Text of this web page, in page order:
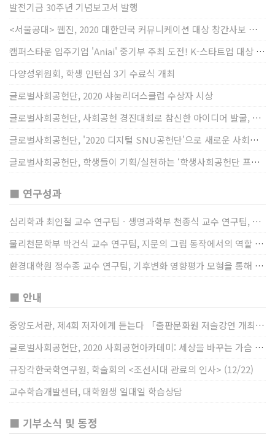
발전기금 30주년 기념보고서 발행
<서울공대> 웹진, 2020 대한민국 커뮤니케이션 대상 창간사보 부문 최우수상 선정
캠퍼스타운 입주기업 'Aniai' 중기부 주최 도전! K-스타트업 대상 수상
다양성위원회, 학생 인턴십 3기 수료식 개최
글로벌사회공헌단, 2020 샤눔리더스클럽 수상자 시상
글로벌사회공헌단, 사회공헌 경진대회로 참신한 아이디어 발굴, 지원
글로벌사회공헌단, '2020 디지털 SNU공헌단'으로 새로운 사회공헌에 도전
글로벌사회공헌단, 학생들이 기획/실천하는 ‘학생사회공헌단 프로젝트’ 진행
■ 연구성과
심리학과 최인철 교수 연구팀ㆍ생명과학부 천종식 교수 연구팀, 장내 마이크로바이옴과 정서적 웰빙간 관계 규명
물리천문학부 박건식 교수 연구팀, 지문의 그립 동작에서의 역할 및 원리 규명
환경대학원 정수종 교수 연구팀, 기후변화 영향평가 모형을 통해 기후변화에 따른 급격한 토양수분의 감소가 발생하는 지역과 시간을 규명
■ 안내
중앙도서관, 제4회 저자에게 듣는다 「출판문화원 저술강연 개최」(12/17)
글로벌사회공헌단, 2020 사회공헌아카데미: 세상을 바꾸는 가슴 따뜻한 나눔(12/23~24)
규장각한국학연구원, 학술회의 <조선시대 관료의 인사> (12/22)
교수학습개발센터, 대학원생 일대일 학습상담
■ 기부소식 및 동정